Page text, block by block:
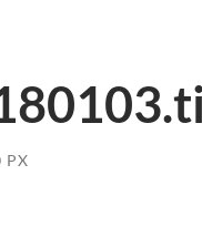
PX